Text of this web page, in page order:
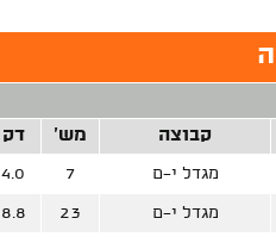
קבוצה מש' דק
מגדל י-ם 7
4.0
מגדל י-ם 23
8.8